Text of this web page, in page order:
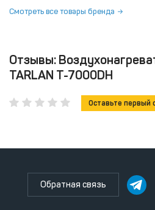
Смотреть все товары бренда
Отзывы:
TARLAN T-7000DH
Оставьте первый
Обратная связь